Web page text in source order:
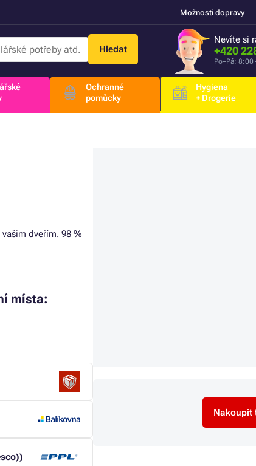
Možnosti dopravy
Hledat
Nevíte si
+420
Po–Pá: 8:00
Ochranné
pomůcky
Hygiena
+ Drogerie
dveřím. 98 %
místa:
Nakoupit